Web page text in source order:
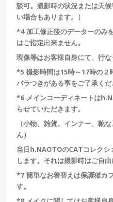
談可。撮影時の状況または天
い場合もあります。）
*4 加工修正後のデーターのみ
はご指定出来ません。
現像等はお客様自身にて、行な
*5撮影時間は15時～17時の２
バラつきがある事をご了承くだ
*6 メインコーディネートは
らせていただきます。
（小物、雑貨、インナー、靴
ん）
当日h.NAOTOのCATコレクシ
します。 それは撮影時はご自由
*7簡単なお着替えは保護猫カ
す。